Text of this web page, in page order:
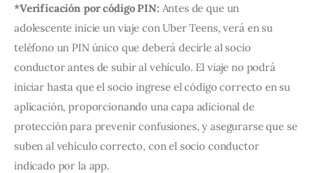
*Verificación por código PIN: Antes de que un
adolescente inicie un viaje con Uber Teens, verá en su
teléfono un PIN único que deberá decirle al socio
conductor antes de subir al vehículo. El viaje no podrá
iniciar hasta que el socio ingrese el código correcto en su
aplicación, proporcionando una capa adicional de
protección para prevenir confusiones, y asegurarse que se
suben al vehículo correcto, con el socio conductor
indicado por la app.